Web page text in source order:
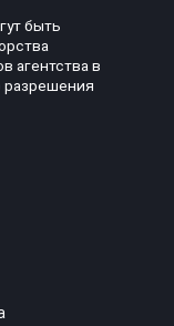
быть
агентства в
разрешения